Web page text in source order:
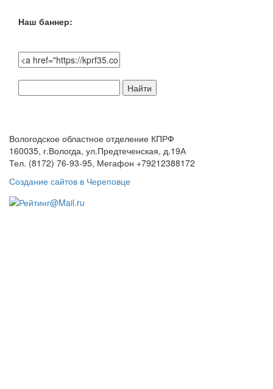
Наш баннер:
по
Вологодское областное отделение КПРФ
160035, г.Вологда, ул.Предтеченская, д.19А
Тел. (8172) 76-93-95, Мегафон +79212388172
Создание сайтов в Череповце